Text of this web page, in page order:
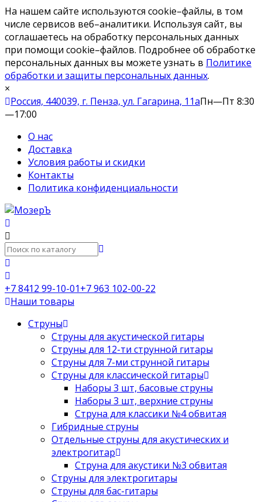
На нашем сайте используются cookie–файлы, в том
числе сервисов веб–аналитики. Используя сайт, вы
соглашаетесь на обработку персональных данных
при помощи cookie–файлов. Подробнее об обработке
персональных данных вы можете узнать в Политике
обработки и защиты персональных данных.
×
Россия, 440039, г. Пенза, ул. Гагарина, 11аПн—Пт 8:30
—17:00
О нас
Доставка
Условия работы и скидки
Контакты
Политика конфиденциальности
+7 8412 99-10-01+7 963 102-00-22
Наши товары
Струны
Струны для акустической гитары
Струны для 12-ти струнной гитары
Струны для 7-ми струнной гитары
Струны для классической гитары
Наборы 3 шт, басовые струны
Наборы 3 шт, верхние струны
Струна для классики №4 обвитая
Гибридные струны
Отдельные струны для акустических и
электрогитар
Струна для акустики №3 обвитая
Струны для электрогитары
Струны для бас-гитары